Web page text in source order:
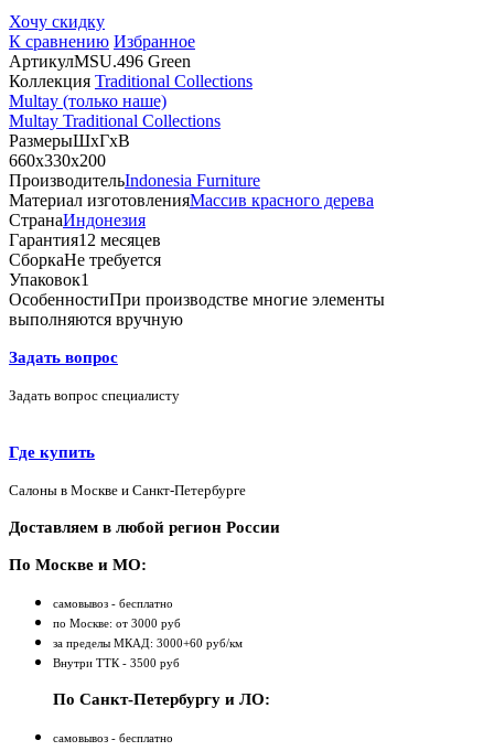
Хочу скидку
К сравнению Избранное
АртикулMSU.496 Green
Коллекция Traditional Collections
Multay (только наше)
Multay Traditional Collections
РазмерыШхГхВ
660х330х200
ПроизводительIndonesia Furniture
Материал изготовленияМассив красного дерева
СтранаИндонезия
Гарантия12 месяцев
СборкаНе требуется
Упаковок1
ОсобенностиПри производстве многие элементы
выполняются вручную
Задать вопрос
Задать вопрос специалисту
Где купить
Салоны в Москве и Санкт-Петербурге
Доставляем в любой регион России
По Москве и МО:
самовывоз - бесплатно
по Москве: от 3000 руб
за пределы МКАД: 3000+60 руб/км
Внутри ТТК - 3500 руб
По Санкт-Петербургу и ЛО:
самовывоз - бесплатно